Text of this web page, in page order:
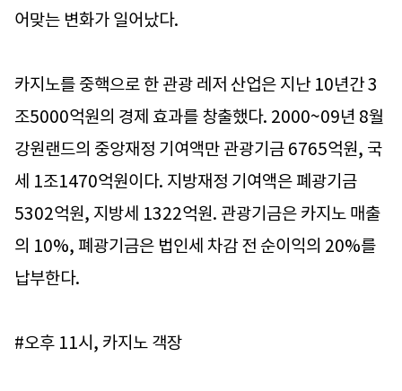
어맞는 변화가 일어났다.
카지노를 중핵으로 한 관광 레저 산업은 지난 10년간 3
조5000억원의 경제 효과를 창출했다. 2000~09년 8월
강원랜드의 중앙재정 기여액만 관광기금 6765억원, 국
세 1조1470억원이다. 지방재정 기여액은 폐광기금
5302억원, 지방세 1322억원. 관광기금은 카지노 매출
의 10%, 폐광기금은 법인세 차감 전 순이익의 20%를
납부한다.
#오후 11시, 카지노 객장